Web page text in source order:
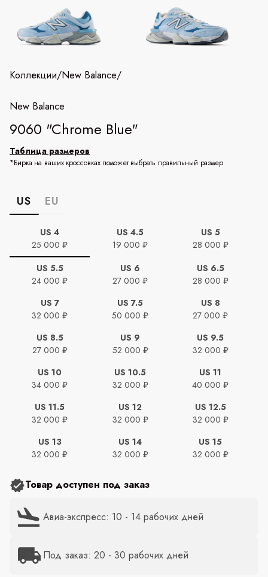
Коллекции/New Balance/
New Balance
9060 "Chrome Blue"
Таблица размеров
*Бирка на ваших кроссовках поможет выбрать правильный размер
US EU
US 4
25 000 ₽
US 4.5
19 000 ₽
US 5
28 000 ₽
US 5.5
24 000 ₽
US 6
27 000 ₽
US 6.5
28 000 ₽
US 7
32 000 ₽
US 7.5
50 000 ₽
US 8
27 000 ₽
US 8.5
27 000 ₽
US 9
52 000 ₽
US 9.5
32 000 ₽
US 10
34 000 ₽
US 10.5
32 000 ₽
US 11
40 000 ₽
US 11.5
32 000 ₽
US 12
32 000 ₽
US 12.5
32 000 ₽
US 13
32 000 ₽
US 14
32 000 ₽
US 15
32 000 ₽
Товар доступен под заказ
Авиа-экспресс: 10 - 14 рабочих дней
Под заказ: 20 - 30 рабочих дней